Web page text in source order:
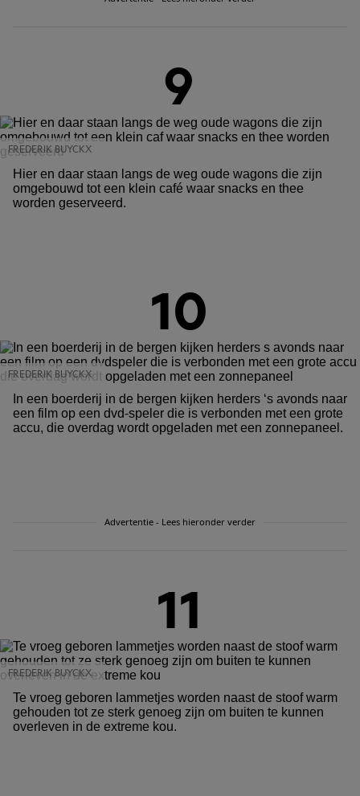
9
FREDERIK BUYCKX
Hier en daar staan langs de weg oude wagons die zijn
omgebouwd tot een klein café waar snacks en thee
worden geserveerd.
10
FREDERIK BUYCKX
In een boerderij in de bergen kijken herders ‘s avonds naar
een film op een dvd-speler die is verbonden met een grote
accu, die overdag wordt opgeladen met een zonnepaneel.
Advertentie - Lees hieronder verder
11
FREDERIK BUYCKX
Te vroeg geboren lammetjes worden naast de stoof warm
gehouden tot ze sterk genoeg zijn om buiten te kunnen
overleven in de extreme kou.